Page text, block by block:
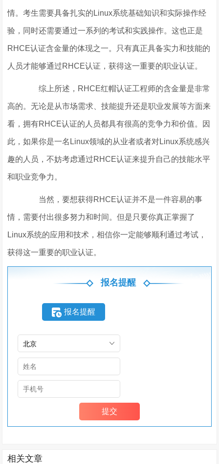
情。考生需要具备扎实的Linux系统基础知识和实际操作经
验，同时还需要通过一系列的考试和实践操作。这也正是
RHCE认证含金量的体现之一。只有真正具备实力和技能的
人员才能够通过RHCE认证，获得这一重要的职业认证。
综上所述，RHCE红帽认证工程师的含金量是非常
高的。无论是从市场需求、技能提升还是职业发展等方面来
看，拥有RHCE认证的人员都具有很高的竞争力和价值。因
此，如果你是一名Linux领域的从业者或者对Linux系统感兴
趣的人员，不妨考虑通过RHCE认证来提升自己的技能水平
和职业竞争力。
当然，要想获得RHCE认证并不是一件容易的事
情，需要付出很多努力和时间。但是只要你真正掌握了
Linux系统的应用和技术，相信你一定能够顺利通过考试，
获得这一重要的职业认证。
报名提醒
报名提醒
相关文章